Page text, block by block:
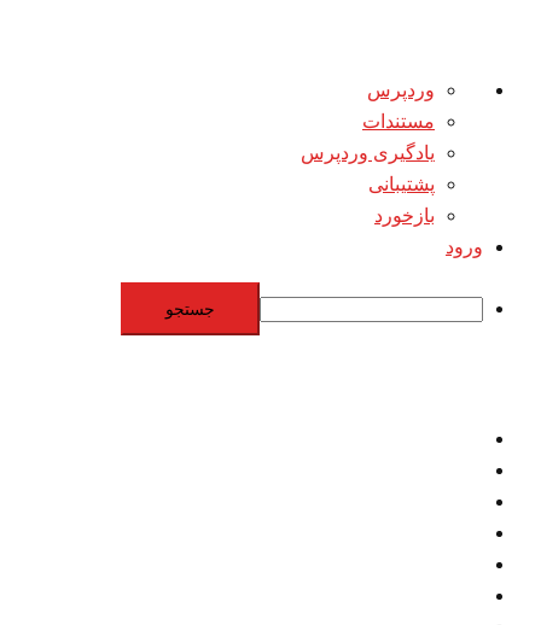
درباره
وردپرس
وردپرس
مستندات
یادگیری وردپرس
پشتیبانی
بازخورد
ورود
جستجو